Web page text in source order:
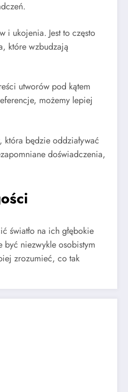
i ukojenia. Jest to często
które wzbudzają
utworów pod kątem
możemy lepiej
będzie oddziaływać
doświadczenia,
światło na ich głębokie
niezwykle osobistym
zrozumieć, co tak